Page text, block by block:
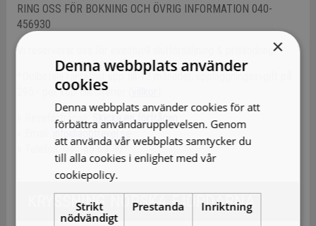
RING OSS FÖR BOKNING OCH ÖVRIG INFORMATION 040-
456930
Vi reserverar oss för eventuell slutförsäljning & prisändring.
*Delbetala räntefritt upp till 12 månader, uppläggningsavgift på
295:- per köp tillkommer (
» Reseförfrågan:
Skicka en förfrågan
» Telefon: 040-45 69 30
KRYSSNING NORSKA FJORDARNA
×
Denna webbplats använder
cookies
Denna webbplats använder cookies för att
förbättra användarupplevelsen. Genom
att använda vår webbplats samtycker du
till alla cookies i enlighet med vår
cookiepolicy.
Strikt
nödvändigt
Prestanda Inriktning